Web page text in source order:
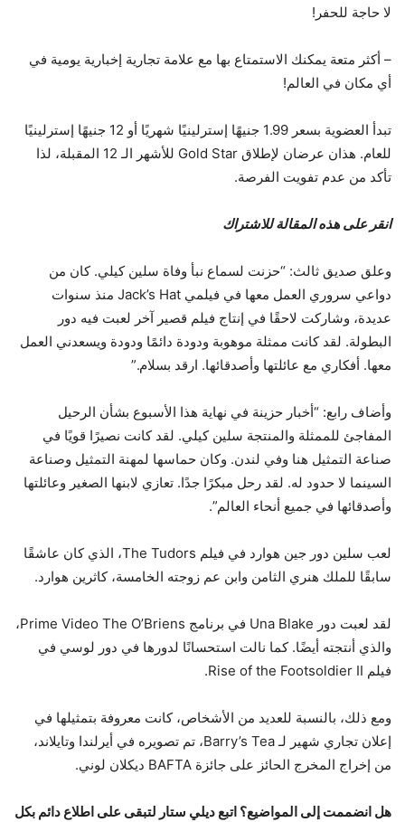
لا حاجة للحفر!
– أكثر متعة يمكنك الاستمتاع بها مع علامة تجارية إخبارية يومية في
أي مكان في العالم!
تبدأ العضوية بسعر 1.99 جنيهًا إسترلينيًا شهريًا أو 12 جنيهًا إسترلينيًا
للعام. هذان عرضان لإطلاق Gold Star للأشهر الـ 12 المقبلة، لذا
تأكد من عدم تفويت الفرصة.
انقر على هذه المقالة للاشتراك
وعلق صديق ثالث: “حزنت لسماع نبأ وفاة سلين كيلي. كان من
دواعي سروري العمل معها في فيلمي Jack’s Hat منذ سنوات
عديدة، وشاركت لاحقًا في إنتاج فيلم قصير آخر لعبت فيه دور
البطولة. لقد كانت ممثلة موهوبة ودودة دائمًا ودودة ويسعدني العمل
معها. أفكاري مع عائلتها وأصدقائها. ارقد بسلام.”
وأضاف رابع: “أخبار حزينة في نهاية هذا الأسبوع بشأن الرحيل
المفاجئ للممثلة والمنتجة سلين كيلي. لقد كانت نصيرًا قويًا في
صناعة التمثيل هنا وفي لندن. وكان حماسها لمهنة التمثيل وصناعة
السينما لا حدود له. لقد رحل مبكرًا جدًا. تعازي لابنها الصغير وعائلتها
وأصدقائها في جميع أنحاء العالم”.
لعب سلين دور جين هوارد في فيلم The Tudors، الذي كان عاشقًا
سابقًا للملك هنري الثامن وابن عم زوجته الخامسة، كاثرين هوارد.
لقد لعبت دور Una Blake في برنامج Prime Video The O’Briens،
والذي أنتجته أيضًا. كما نالت استحسانًا لدورها في دور لوسي في
فيلم Rise of the Footsoldier II.
ومع ذلك، بالنسبة للعديد من الأشخاص، كانت معروفة بتمثيلها في
إعلان تجاري شهير لـ Barry’s Tea، تم تصويره في أيرلندا وتايلاند،
من إخراج المخرج الحائز على جائزة BAFTA ديكلان لوني.
هل انضممت إلى المواضيع؟ اتبع ديلي ستار لتبقى على اطلاع دائم بكل